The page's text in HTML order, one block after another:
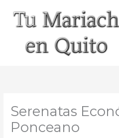
contenido
Serenatas
Ponceano